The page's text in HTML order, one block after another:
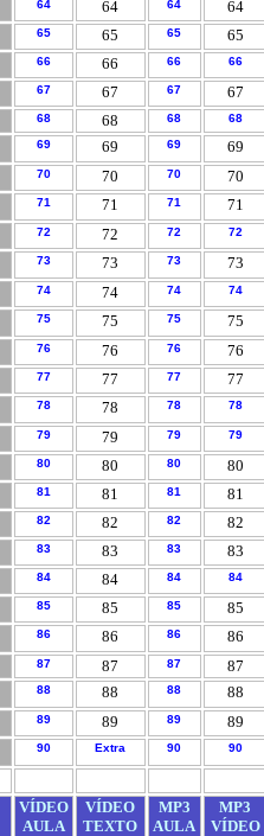
64 64 64 64
65 65 65 65
66 66 66 66
67 67 67 67
68 68 68 68
69 69 69 69
70 70 70 70
71 71 71 71
72 72 72 72
73 73 73 73
74 74 74 74
75 75 75 75
76 76 76 76
77 77 77 77
78 78 78 78
79 79 79 79
80 80 80 80
81 81 81 81
82 82 82 82
83 83 83 83
84 84 84 84
85 85 85 85
86 86 86 86
87 87 87 87
88 88 88 88
89 89 89 89
90 Extra 90 90
VÍDEO
AULA
VÍDEO
TEXTO
MP3
AULA
MP3
VÍDEO